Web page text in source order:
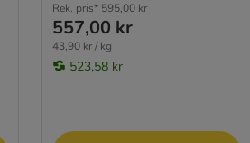
Rek. pris* 595,00 kr
557,00 kr
43,90 kr / kg
523,58 kr